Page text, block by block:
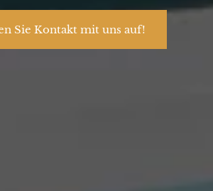
Sie Kontakt mit uns auf!